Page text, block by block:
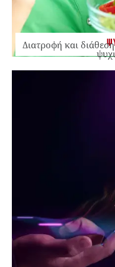
Διατροφή και